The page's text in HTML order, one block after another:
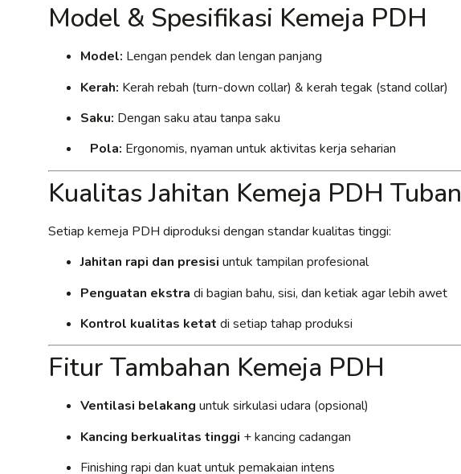
Model & Spesifikasi Kemeja PDH
Model: Lengan pendek dan lengan panjang
Kerah: Kerah rebah (turn-down collar) & kerah tegak (stand collar)
Saku: Dengan saku atau tanpa saku
Pola: Ergonomis, nyaman untuk aktivitas kerja seharian
Kualitas Jahitan Kemeja PDH Tuban
Setiap kemeja PDH diproduksi dengan standar kualitas tinggi:
Jahitan rapi dan presisi untuk tampilan profesional
Penguatan ekstra di bagian bahu, sisi, dan ketiak agar lebih awet
Kontrol kualitas ketat di setiap tahap produksi
Fitur Tambahan Kemeja PDH
Ventilasi belakang untuk sirkulasi udara (opsional)
Kancing berkualitas tinggi + kancing cadangan
Finishing rapi dan kuat untuk pemakaian intens